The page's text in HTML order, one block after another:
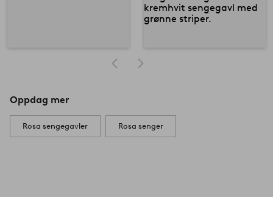
Oppdag mer
Rosa sengegavler Rosa senger